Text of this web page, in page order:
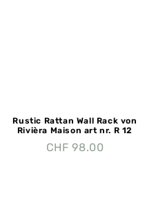
Rustic Rattan Wall Rack von
Rivièra Maison art nr. R 12
CHF 98.00